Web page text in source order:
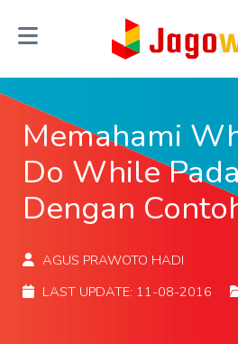
Memahami
Do While
Dengan
AGUS PRAWOTO HADI
LAST UPDATE: 11-08-2016